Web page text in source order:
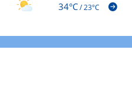
34°C/23°C